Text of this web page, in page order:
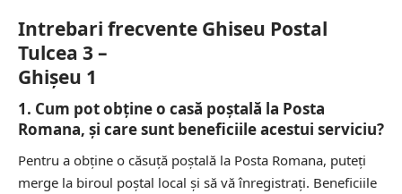
Intrebari frecvente Ghiseu Postal
Tulcea 3 –
Ghişeu 1
1. Cum pot obține o casă poștală la Posta
Romana, și care sunt beneficiile acestui serviciu?
Pentru a obține o căsuță poștală la Posta Romana, puteți
merge la biroul poștal local și să vă înregistrați. Beneficiile